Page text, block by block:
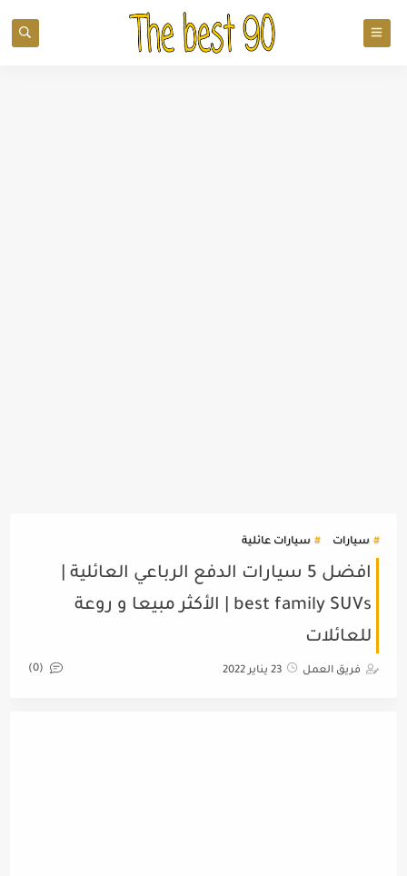
سيارات سيارات عائلية
افضل 5 سيارات الدفع الرباعي العائلية |
best family SUVs | الأكثر مبيعا و روعة
للعائلات
فريق العمل 23 يناير 2022 (0)